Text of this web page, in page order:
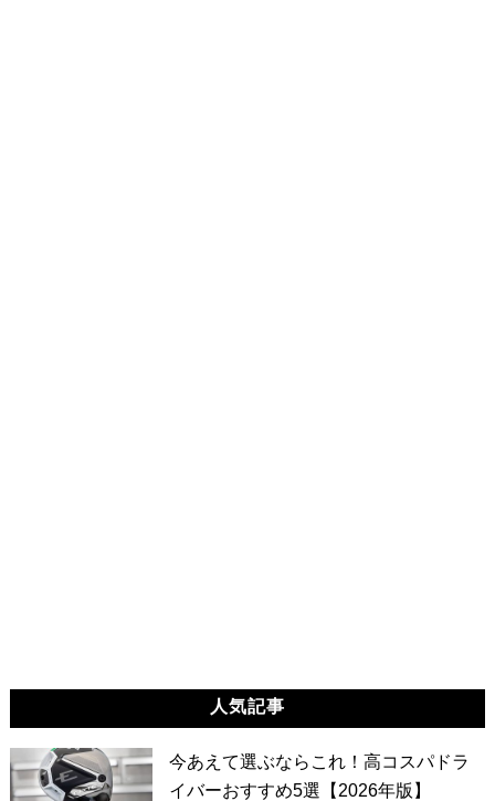
人気記事
今あえて選ぶならこれ！高コスパドラ
イバーおすすめ5選【2026年版】